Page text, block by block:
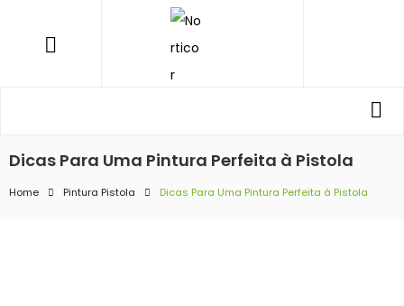
Dicas Para Uma Pintura Perfeita à Pistola
Home Pintura Pistola Dicas Para Uma Pintura Perfeita à Pistola